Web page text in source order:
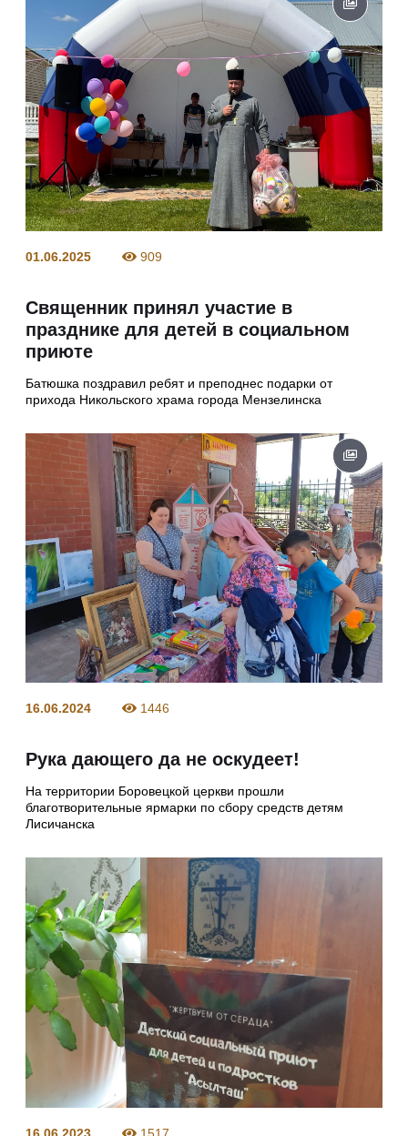
01.06.2025 909
Священник принял участие в
празднике для детей в социальном
приюте
Батюшка поздравил ребят и преподнес подарки от
прихода Никольского храма города Мензелинска
16.06.2024 1446
Рука дающего да не оскудеет!
На территории Боровецкой церкви прошли
благотворительные ярмарки по сбору средств детям
Лисичанска
16.06.2023 1517